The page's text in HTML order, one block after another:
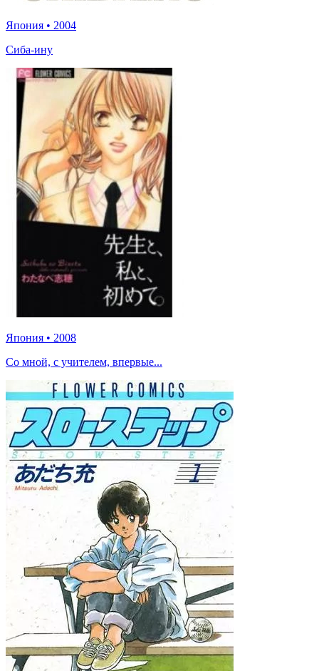
Япония • 2004
Сиба-ину
Япония • 2008
Со мной, с учителем, впервые...